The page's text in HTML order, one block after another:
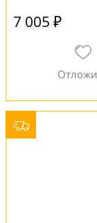
7 005 ₽